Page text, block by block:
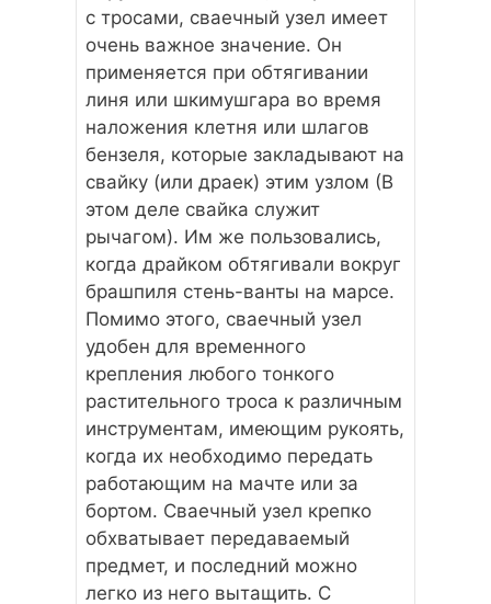
с тросами, сваечный узел имеет
очень важное значение. Он
применяется при обтягивании
линя или шкимушгара во время
наложения клетня или шлагов
бензеля, которые закладывают на
свайку (или драек) этим узлом (В
этом деле свайка служит
рычагом). Им же пользовались,
когда драйком обтягивали вокруг
брашпиля стень-ванты на марсе.
Помимо этого, сваечный узел
удобен для временного
крепления любого тонкого
растительного троса к различным
инструментам, имеющим рукоять,
когда их необходимо передать
работающим на мачте или за
бортом. Сваечный узел крепко
обхватывает передаваемый
предмет, и последний можно
легко из него вытащить. С